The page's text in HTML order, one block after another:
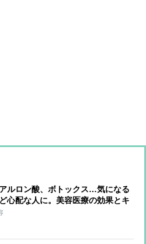
ルロン酸、ボトックス…気になる
心配な人に。美容医療の効果とキ